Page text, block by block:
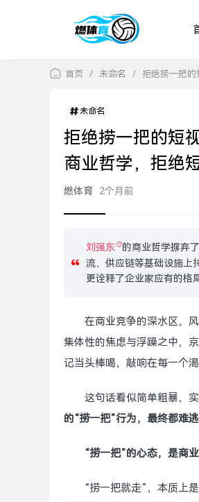
首页 / 未命名 / 拒绝捞一把
未命名
拒绝捞一把的短
商业哲学，拒绝
燃体育 2个月前
刘强东 的商业哲学摒弃
流、供应链等基础设施上
更诠释了企业家应有的格
在商业竞争的深水区，
集体性的焦虑与浮躁之中，
记当头棒喝，敲响在每一个
这句话看似简单粗暴，
的“捞一把”行为，最终都难
“捞一把”的心态，是商
“捞一把就走”，本质上